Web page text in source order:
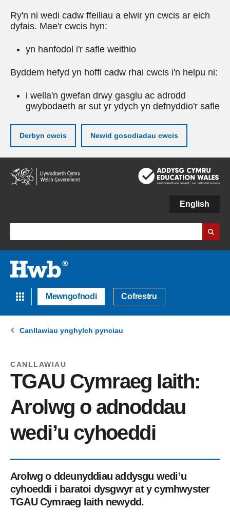
Ry'n ni wedi cadw ffeiliau a elwir yn cwcis ar eich
dyfais. Mae'r cwcis hyn:
yn hanfodol i'r safle weithio
Byddem hefyd yn hoffi cadw rhai cwcis i'n helpu ni:
i wella'n gwefan drwy gasglu ac adrodd
gwybodaeth ar sut yr ydych yn defnyddio'r safle
Derbyn cwcis Newid gosodiadau cwcis
Neidio
i'r
prif
English
Mewngofnodi Cofrestru
Canllawiau ynghylch pynciau
CANLLAWIAU
TGAU Cymraeg Iaith:
Arolwg o adnoddau
wedi’u cyhoeddi
Arolwg o ddeunyddiau addysgu wedi’u
cyhoeddi i baratoi dysgwyr at y cymhwyster
TGAU Cymraeg Iaith newydd.